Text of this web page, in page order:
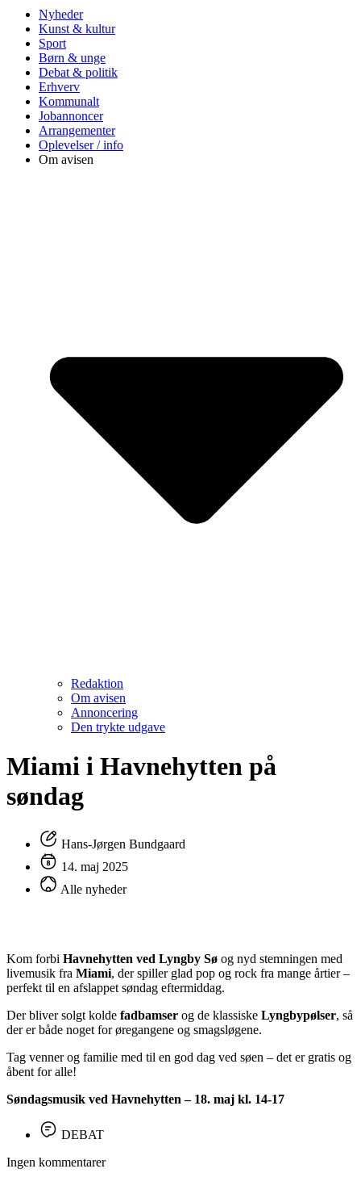
Nyheder
Kunst & kultur
Sport
Børn & unge
Debat & politik
Erhverv
Kommunalt
Jobannoncer
Arrangementer
Oplevelser / info
Om avisen
Redaktion
Om avisen
Annoncering
Den trykte udgave
Miami i Havnehytten på
søndag
Hans-Jørgen Bundgaard
14. maj 2025
Alle nyheder
Kom forbi Havnehytten ved Lyngby Sø og nyd stemningen med
livemusik fra Miami, der spiller glad pop og rock fra mange årtier –
perfekt til en afslappet søndag eftermiddag.
Der bliver solgt kolde fadbamser og de klassiske Lyngbypølser, så
der er både noget for øregangene og smagsløgene.
Tag venner og familie med til en god dag ved søen – det er gratis og
åbent for alle!
Søndagsmusik ved Havnehytten – 18. maj kl. 14-17
DEBAT
Ingen kommentarer